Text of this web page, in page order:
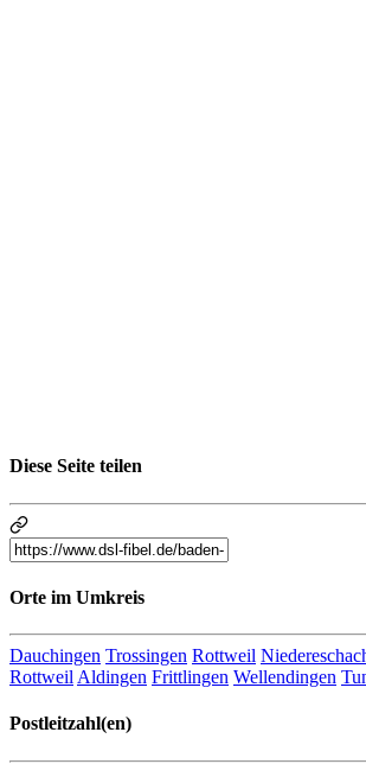
Diese Seite teilen
Orte im Umkreis
Dauchingen Trossingen Rottweil
Rottweil Aldingen Frittlingen Wellendingen
Postleitzahl(en)